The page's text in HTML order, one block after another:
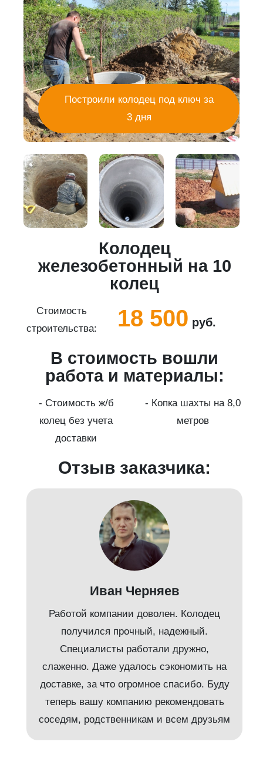
Построили колодец под ключ за
3 дня
Колодец
железобетонный на 10
колец
Стоимость
строительства:
18 500 руб.
В стоимость вошли
работа и материалы:
- Стоимость ж/б
колец без учета
доставки
- Копка шахты на 8,0
метров
Отзыв заказчика:
Иван Черняев
Работой компании доволен. Колодец
получился прочный, надежный.
Специалисты работали дружно,
слаженно. Даже удалось сэкономить на
доставке, за что огромное спасибо. Буду
теперь вашу компанию рекомендовать
соседям, родственникам и всем друзьям